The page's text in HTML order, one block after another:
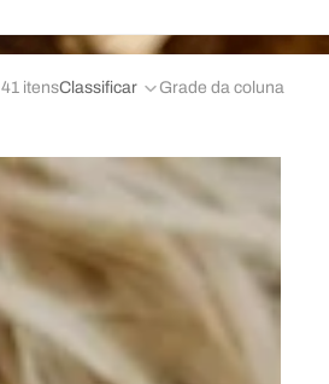
41 itensClassificar Grade da coluna